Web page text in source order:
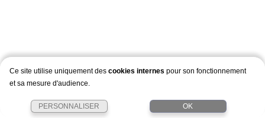
Ce site utilise uniquement des cookies internes pour son fonctionnement
et sa mesure d'audience.
PERSONNALISER OK